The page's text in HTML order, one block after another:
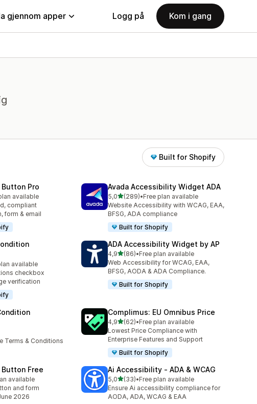
gjennom apper Logg på Kom i gang
Built for Shopify
Button Pro
available
compliant
form & email
Avada Accessibility Widget ADA
5,0av 5 stjerner
(289)
Totalt 289 omtaler
•Free plan available
Website Accessibility with WCAG, EAA,
BFSG, ADA compliance
Built for Shopify
available
checkbox
verification
ADA Accessibility Widget by AP
4,9av 5 stjerner
(86)
Totalt 86 omtaler
•Free plan available
Web Accessibility for WCAG, EAA,
BFSG, AODA & ADA Compliance.
Built for Shopify
Terms & Conditions
Complimus: EU Omnibus Price
4,9av 5 stjerner
(62)
Totalt 62 omtaler
•Free plan available
Lowest Price Compliance with
Enterprise Features and Support
Built for Shopify
Button Free
available
and form
2026
Ai Accessibility ‑ ADA & WCAG
5,0av 5 stjerner
(33)
Totalt 33 omtaler
•Free plan available
Ensure Ai accessibility compliance for
AODA, ADA, WCAG & EAA